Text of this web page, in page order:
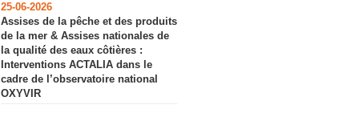
25-06-2026
Assises de la pêche et des produits
de la mer & Assises nationales de
la qualité des eaux côtières :
Interventions ACTALIA dans le
cadre de l’observatoire national
OXYVIR